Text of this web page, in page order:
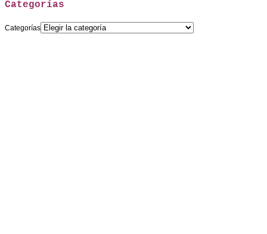
Categorías
Categorías